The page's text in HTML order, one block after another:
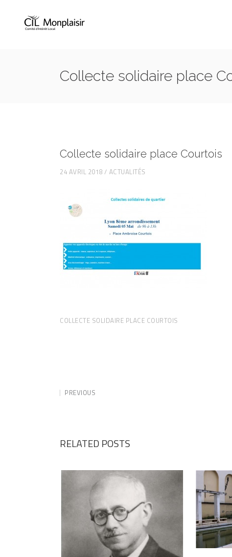
Collecte solidaire place
Collecte solidaire place Courtois
24 AVRIL 2018 ACTUALITÉS
COLLECTE SOLIDAIRE PLACE COURTOIS
PREVIOUS
RELATED POSTS